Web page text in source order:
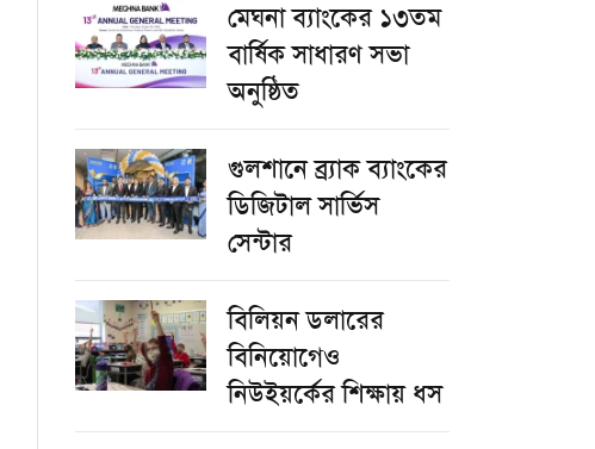
মেঘনা ব্যাংকের ১৩তম
বার্ষিক সাধারণ সভা
অনুষ্ঠিত
গুলশানে ব্র্যাক ব্যাংকের
ডিজিটাল সার্ভিস
সেন্টার
বিলিয়ন ডলারের
বিনিয়োগেও
নিউইয়র্কের শিক্ষায় ধস